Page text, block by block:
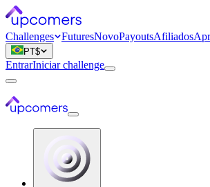
Challenges FuturesNovoPayoutsAfiliados
PT$
EntrarIniciar challenge